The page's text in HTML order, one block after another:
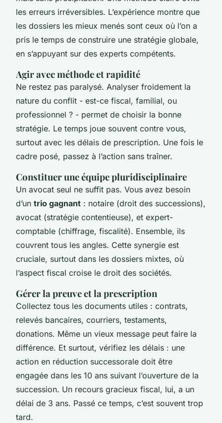
les erreurs irréversibles. L’expérience montre que
les dossiers les mieux menés sont ceux où l’on a
pris le temps de construire une stratégie globale,
en s’appuyant sur des experts compétents.
Agir avec méthode et rapidité
Ne restez pas paralysé. Analyser froidement la
nature du conflit - est-ce fiscal, familial, ou
professionnel ? - permet de choisir la bonne
stratégie. Le temps joue souvent contre vous,
surtout avec les délais de prescription. Une fois le
cadre posé, passez à l’action sans traîner.
Constituer une équipe pluridisciplinaire
Un avocat seul ne suffit pas. Vous avez besoin
d’un trio gagnant : notaire (droit des successions),
avocat (stratégie contentieuse), et expert-
comptable (chiffrage, fiscalité). Ensemble, ils
couvrent tous les angles. Cette synergie est
cruciale, surtout dans les dossiers mixtes, où
l’aspect fiscal croise le droit des sociétés.
Gérer la preuve et la prescription
Collectez tous les documents utiles : contrats,
relevés bancaires, courriers, testaments,
donations. Même un vieux message peut faire la
différence. Et surtout, vérifiez les délais : une
action en réduction successorale doit être
engagée dans les 10 ans suivant l’ouverture de la
succession. Un recours gracieux fiscal, lui, a un
délai de 3 ans. Passé ce temps, c’est souvent trop
tard.